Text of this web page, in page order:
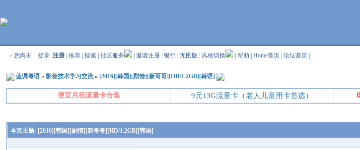
» 您尚未登录 注册 |推荐 |搜索 |社区服务 |邀请注册 |银行 |无图版 风格切换 |帮助 |Home首页 |论坛首页
蓝调粤语 »影音技术学习交流» [2016][韩国][剧情][新哥哥][HD/1.2GB][韩语]
便宜月租流量卡合集 9元13G流量卡（老人儿童用卡首选）
本页主题: [2016][韩国][剧情][新哥哥][HD/1.2GB][韩语]